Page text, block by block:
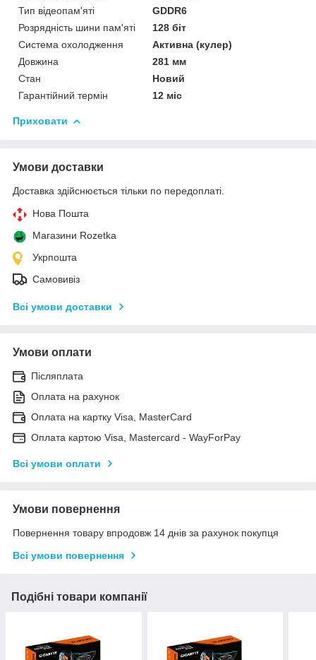
Тип відеопам'яті
GDDR6
Розрядність шини пам'яті
128 біт
Система охолодження
Активна (кулер)
Довжина
281 мм
Стан
Новий
Гарантійний термін
12 міс
Приховати
Умови доставки
Доставка здійснюється тільки по передоплаті.
Нова Пошта
Магазини Rozetka
Укрпошта
Самовивіз
Всі умови доставки
Умови оплати
Післяплата
Оплата на рахунок
Оплата на картку Visa, MasterCard
Оплата картою Visa, Mastercard - WayForPay
Всі умови оплати
Умови повернення
Повернення товару впродовж 14 днів за рахунок покупця
Всі умови повернення
Подібні товари компанії